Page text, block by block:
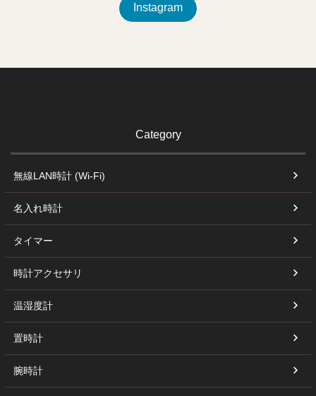
Instagram
Category
無線LAN時計 (Wi-Fi)
名入れ時計
タイマー
時計アクセサリ
温湿度計
置時計
腕時計